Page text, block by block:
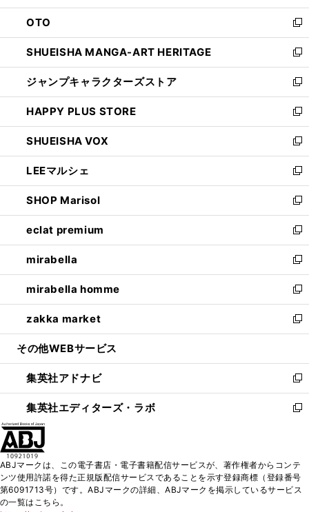
ウ
で
開
く
ン
ド
ウ
で
開
く
OTO
新
し
い
ウ
ィ
ン
ド
ウ
で
開
く
SHUEISHA MANGA-ART HERITAGE
新
し
い
ウ
ィ
ン
ド
ウ
で
開
く
ジャンプキャラクターズストア
新
し
い
ウ
ィ
ン
ド
ウ
で
開
く
HAPPY PLUS STORE
新
し
い
ウ
ィ
ン
ド
ウ
で
開
く
SHUEISHA VOX
新
し
い
ウ
ィ
ン
ド
ウ
で
開
く
LEEマルシェ
新
し
い
ウ
ィ
ン
ド
ウ
で
開
く
SHOP Marisol
新
し
い
ウ
ィ
ン
ド
ウ
で
開
eclat premium
新
し
い
ウ
ィ
ン
ド
ウ
開
く
mirabella
新
し
い
ウ
ィ
ン
ウ
で
開
く
mirabella homme
新
し
い
ウ
ン
ド
ウ
で
zakka market
新
し
ウ
ィ
ン
ド
く
その他WEBサービス
集英社アドナビ
新
し
い
ド
ウ
で
集英社エディターズ・ラボ
新
ィ
ン
ド
ABJマークは、この電子書店・電子書籍配信サービスが、著作権者からコンテ
ンツ使用許諾を得た正規版配信サービスであることを示す登録商標（登録番号
第6091713号）です。ABJマークの詳細、ABJマークを掲示しているサービス
の一覧はこちら。